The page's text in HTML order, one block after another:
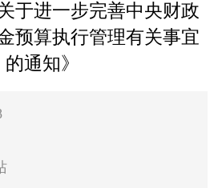
于进一步完善中央财政
预算执行管理有关事宜
的通知》